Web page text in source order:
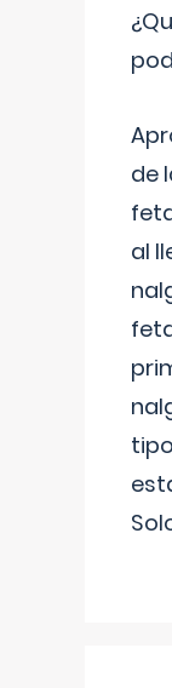
de
al